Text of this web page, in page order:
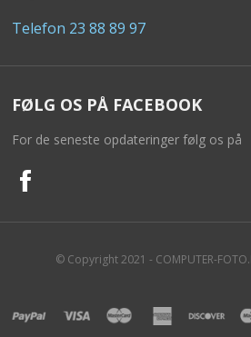
Telefon 23 88 89 97
FØLG OS PÅ FACEBOOK
For de seneste opdateringer følg os på
© Copyright 2021 - COMPUTER-